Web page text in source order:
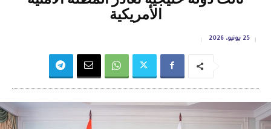
الأمريكية
25 يونيو، 2026